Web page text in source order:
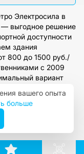
Электросила в
— выгодное решение
доступности
здания
800 до 1500 руб./
с 2009
вариант
предоставят
заявку на
и
вашего опыта
больше